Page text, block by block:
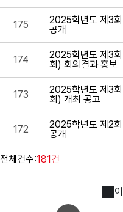
175
2025학년도 제3
공개
174
2025학년도 제3회
회) 회의결과 홍보
173
2025학년도 제3회
회) 개최 공고
172
2025학년도 제2
공개
전체건수:181건